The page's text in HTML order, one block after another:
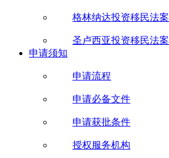
格林纳达投资移民法案
圣卢西亚投资移民法案
申请须知
申请流程
申请必备文件
申请获批条件
授权服务机构